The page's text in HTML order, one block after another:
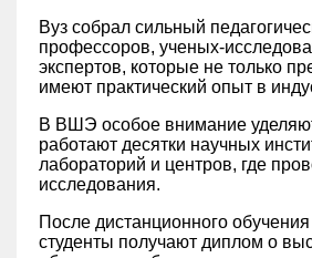
Вуз собрал сильный
профессоров, ученых-
экспертов, которые не только
имеют практический опыт в
В ВШЭ особое внимание
работают десятки научных
лабораторий и центров, где
исследования.
После дистанционного
студенты получают диплом о